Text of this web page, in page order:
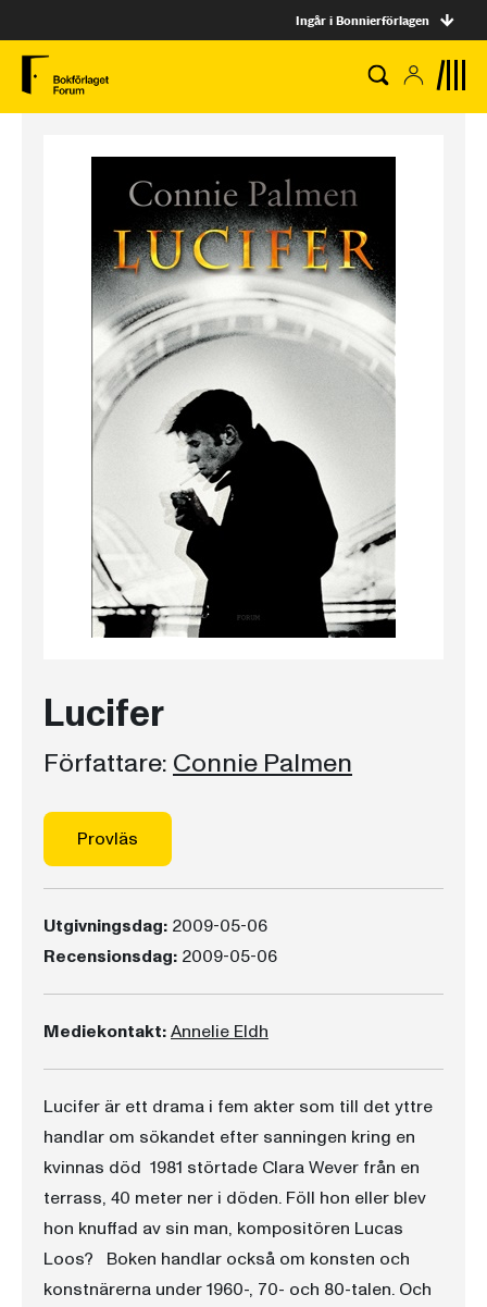
Ingår i Bonnierförlagen
Lucifer
Författare: Connie Palmen
Provläs
Utgivningsdag: 2009-05-06
Recensionsdag: 2009-05-06
Mediekontakt:Annelie Eldh
Lucifer är ett drama i fem akter som till det yttre
handlar om sökandet efter sanningen kring en
kvinnas död  1981 störtade Clara Wever från en
terrass, 40 meter ner i döden. Föll hon eller blev
hon knuffad av sin man, kompositören Lucas
Loos? Boken handlar också om konsten och
konstnärerna under 1960-, 70- och 80-talen. Och